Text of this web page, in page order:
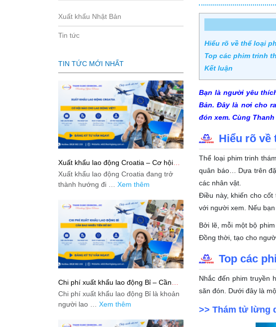
Hiểu rõ về thể loại
Top các phim trinh
Kết luận
Bạn là người yêu
Bản. Đây là nơi cho
đón xem. Cùng
Hiểu rõ về
Thể loại phim trinh
quân báo… Dựa trên
các nhân vật.
Điều này, khiến cho
với người xem. Nếu
Bởi lẽ, mỗi một bộ
Đồng thời, tạo cho
Top các
Nhắc đến phim truyền
săn đón. Dưới đây là
>> Thám tử lừng
Xuất khẩu Nhật Bản
Tin tức
TIN TỨC MỚI NHẤT
Xuất khẩu lao động Croatia – Cơ hội
nào cho lao động Việt?
Xuất khẩu lao động Croatia đang trở
thành hướng đi … Xem thêm
Chi phí xuất khẩu lao động Bỉ – Cần
bao nhiêu tiền để đi?
Chi phí xuất khẩu lao động Bỉ là khoản
người lao … Xem thêm